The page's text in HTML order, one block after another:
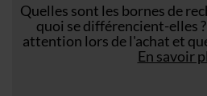
Quelles sont les bornes de
quoi se différencient-elles
attention lors de l'achat et
En savoir